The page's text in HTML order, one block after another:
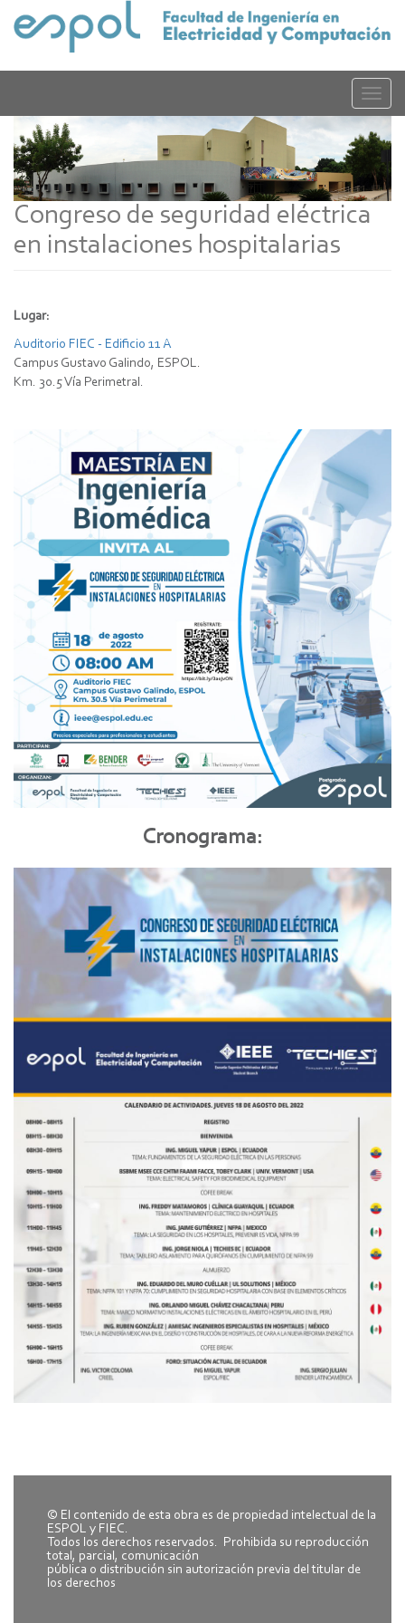
contenido
Toggle
Congreso de seguridad eléctrica
en instalaciones hospitalarias
Lugar:
Auditorio FIEC - Edificio 11 A
Campus Gustavo Galindo, ESPOL.
Km. 30.5 Vía Perimetral.
Cronograma:
© El contenido de esta obra es de propiedad intelectual de la
ESPOL y FIEC.
Todos los derechos reservados. Prohibida su reproducción
total, parcial, comunicación
pública o distribución sin autorización previa del titular de
los derechos